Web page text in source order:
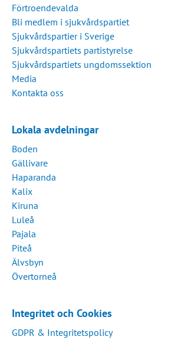
Förtroendevalda
Bli medlem i sjukvårdspartiet
Sjukvårdspartier i Sverige
Sjukvårdspartiets partistyrelse
Sjukvårdspartiets ungdomssektion
Media
Kontakta oss
Lokala avdelningar
Boden
Gällivare
Haparanda
Kalix
Kiruna
Luleå
Pajala
Piteå
Älvsbyn
Övertorneå
Integritet och Cookies
GDPR & Integritetspolicy